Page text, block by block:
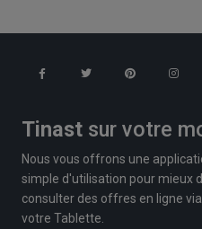
Tinast sur votre
Nous vous offrons une
simple d'utilisation pour mieux
consulter des offres en ligne
votre Tablette.